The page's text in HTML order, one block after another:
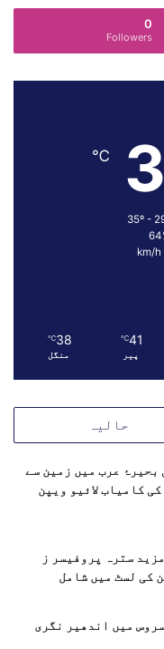
0
Followers
℃
41
℃
پیر
38
℃
منگل
حالیہ
بحیرۂ عرب میں زمین سے
کامیاب لائیو ویپن
سترہ پروفیسر ز
کی لسٹ میں شامل
میں اندھیر نگری